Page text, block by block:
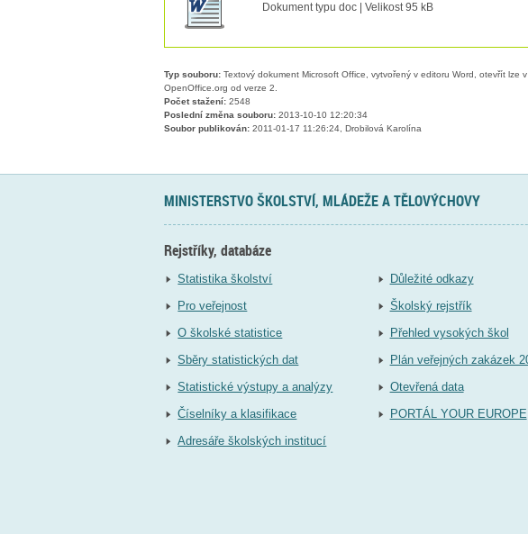
Dokument typu doc | Velikost 95 kB
Typ souboru: Textový dokument Microsoft Office, vytvořený v editoru Word, otevřít lze
OpenOffice.org od verze 2.
Počet stažení: 2548
Poslední změna souboru: 2013-10-10 12:20:34
Soubor publikován: 2011-01-17 11:26:24, Drobilová Karolína
MINISTERSTVO ŠKOLSTVÍ, MLÁDEŽE A TĚLOVÝCHOVY
Rejstříky, databáze
Statistika školství
Pro veřejnost
O školské statistice
Sběry statistických dat
Statistické výstupy a analýzy
Číselníky a klasifikace
Adresáře školských institucí
Důležité odkazy
Školský rejstřík
Přehled vysokých škol
Plán veřejných zakázek
Otevřená data
PORTÁL YOUR EUROPE